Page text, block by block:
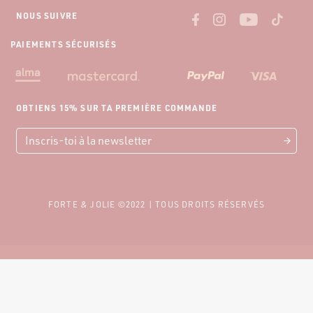
PAIEMENTS SÉCURISÉS
OBTIENS 15% SUR TA PREMIÈRE COMMANDE
NOUS SUIVRE
FORTE & JOLIE ©2022 | TOUS DROITS RÉSERVÉS